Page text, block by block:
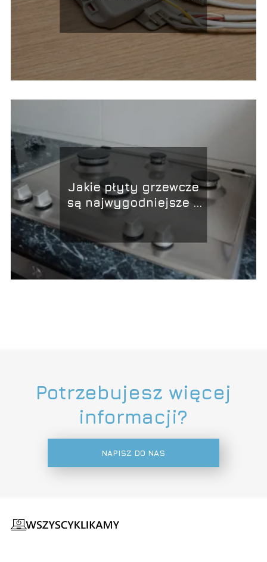
powszechne powody
Jakie płyty grzewcze
są najwygodniejsze –
indukcyjnych,
ceramicznych i
gazowych
Potrzebujesz więcej
informacji?
NAPISZ DO NAS